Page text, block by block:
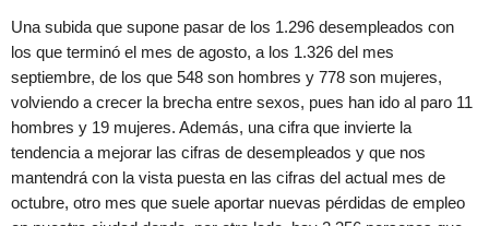
Una subida que supone pasar de los 1.296 desempleados con
los que terminó el mes de agosto, a los 1.326 del mes
septiembre, de los que 548 son hombres y 778 son mujeres,
volviendo a crecer la brecha entre sexos, pues han ido al paro 11
hombres y 19 mujeres. Además, una cifra que invierte la
tendencia a mejorar las cifras de desempleados y que nos
mantendrá con la vista puesta en las cifras del actual mes de
octubre, otro mes que suele aportar nuevas pérdidas de empleo